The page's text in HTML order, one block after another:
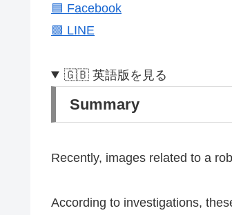
🟦 Facebook
🟩 LINE
🇬🇧 英語版を見る
Summary
Recently, images related to a
According to investigations,